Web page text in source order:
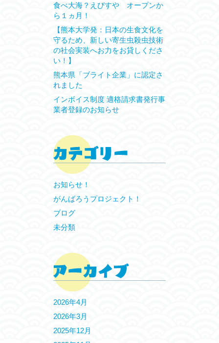
食べ大海？えびすや オープンか
ら１ヵ月！
【熊本大学発：日本の生食文化を
守るため、新しい寄生虫殺虫技術
の社会実装へお力をお貸しくださ
い！】
熊本県「ブライト企業」に認定さ
れました
インボイス制度 適格請求書発行事
業者登録のお知らせ
お知らせ！
がんばろうプロジェクト！
ブログ
未分類
2026年4月
2026年3月
2025年12月